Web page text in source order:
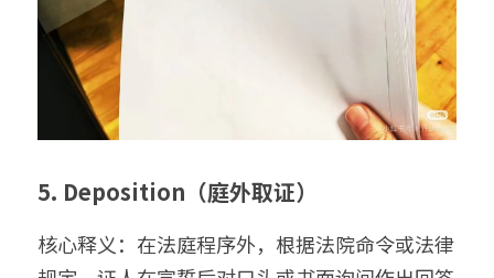
5. Deposition（庭外取证）
核心释义：在法庭程序外，根据法院命令或法律